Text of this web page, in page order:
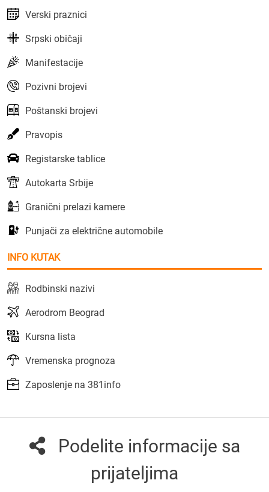
Verski praznici
Srpski običaji
Manifestacije
Pozivni brojevi
Poštanski brojevi
Pravopis
Registarske tablice
Autokarta Srbije
Granični prelazi kamere
Punjači za električne automobile
INFO KUTAK
Rodbinski nazivi
Aerodrom Beograd
Kursna lista
Vremenska prognoza
Zaposlenje na 381info
Podelite informacije sa
prijateljima